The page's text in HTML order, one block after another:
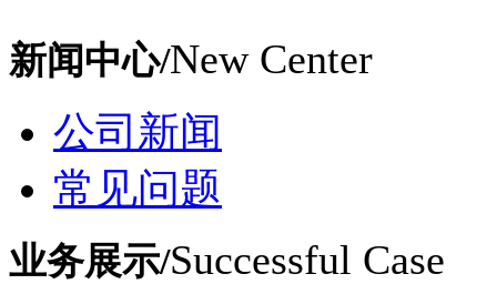
新闻中心/New Center
公司新闻
常见问题
业务展示/Successful Case